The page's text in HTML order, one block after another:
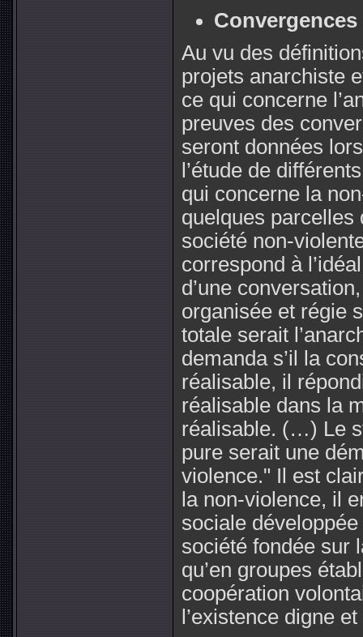
Au vu des
projets anarchiste
ce qui concerne
preuves des
seront données
l’étude de
qui concerne la
quelques parcelles
société non-
correspond à
d’une
organisée et régie
totale serait
demanda s’il la
réalisable, il
réalisable dans la
réalisable. (…) Le
pure serait une
violence." Il est
la non-violence, il
sociale
société fondée sur
qu’en groupes
coopération
l’existence digne